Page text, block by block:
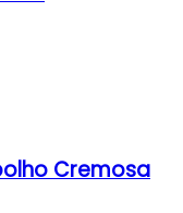
Cremosa